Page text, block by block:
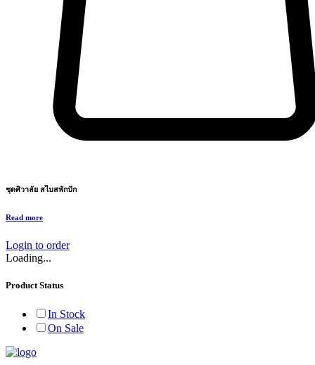
ชุดศิวาลัย สไบสพักปัก
Read more
Login to order
Loading...
Product Status
In Stock
On Sale